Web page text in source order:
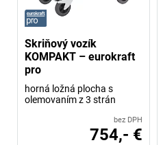
Skriňový vozík
KOMPAKT – eurokraft
pro
horná ložná plocha s
olemovaním z 3 strán
bez DPH
754,- €